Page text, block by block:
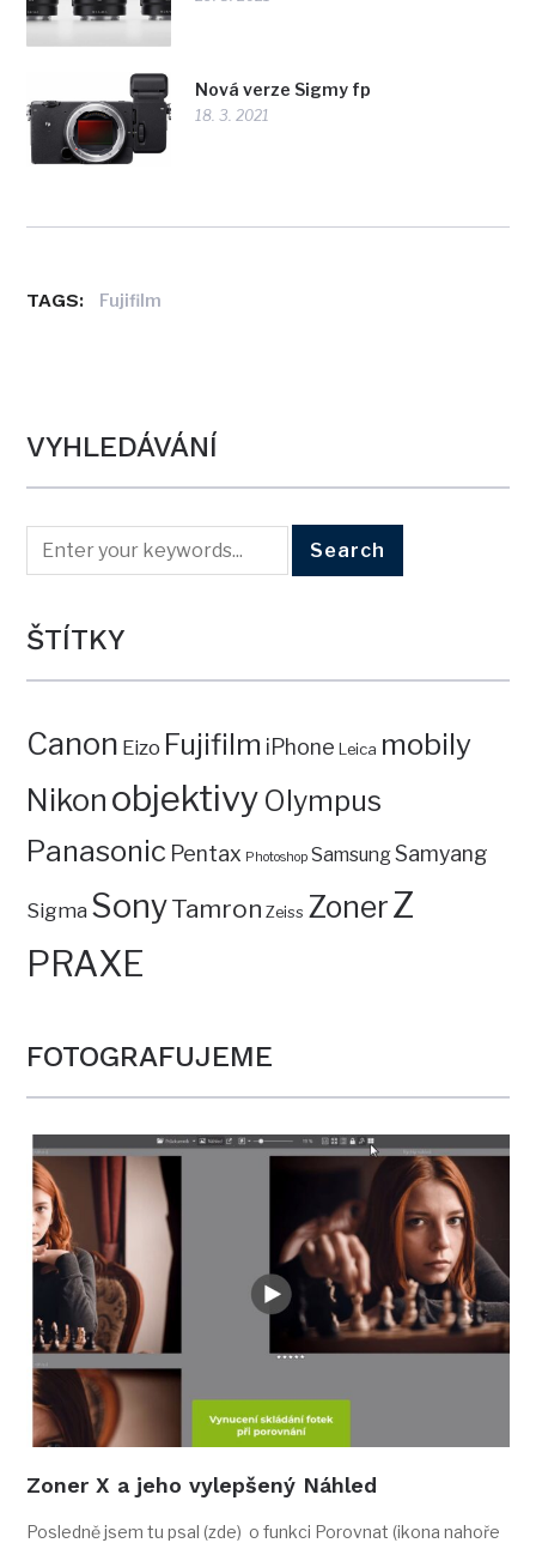
Nová verze Sigmy fp
18. 3. 2021
TAGS: Fujifilm
VYHLEDÁVÁNÍ
ŠTÍTKY
Canon Eizo Fujifilm iPhone Leica mobily
Nikon objektivy Olympus
Panasonic Pentax Photoshop SamsungSamyang
Sigma SonyTamron Zeiss ZonerZ
PRAXE
FOTOGRAFUJEME
Zoner X a jeho vylepšený Náhled
Posledně jsem tu psal (zde) o funkci Porovnat (ikona nahoře